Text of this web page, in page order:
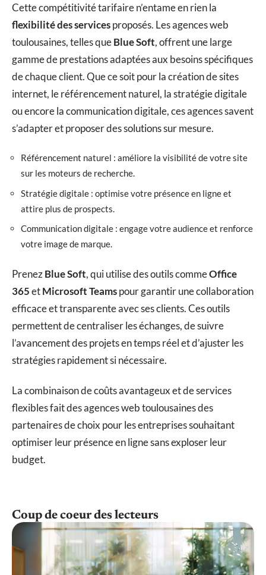
Cette compétitivité tarifaire n’entame en rien la
flexibilité des servicesproposés. Les agences web
toulousaines, telles queBlue Soft, offrent une large
gamme de prestations adaptées aux besoins spécifiques
de chaque client. Que ce soit pour la création de sites
internet, le référencement naturel, la stratégie digitale
ou encore la communication digitale, ces agences savent
s’adapter et proposer des solutions sur mesure.
Référencement naturel : améliore la visibilité de votre site
sur les moteurs de recherche.
Stratégie digitale : optimise votre présence en ligne et
attire plus de prospects.
Communication digitale : engage votre audience et renforce
votre image de marque.
PrenezBlue Soft, qui utilise des outils commeOffice
365etMicrosoft Teamspour garantir une collaboration
efficace et transparente avec ses clients. Ces outils
permettent de centraliser les échanges, de suivre
l’avancement des projets en temps réel et d’ajuster les
stratégies rapidement si nécessaire.
La combinaison de coûts avantageux et de services
flexibles fait des agences web toulousaines des
partenaires de choix pour les entreprises souhaitant
optimiser leur présence en ligne sans exploser leur
budget.
Coup de coeur des lecteurs